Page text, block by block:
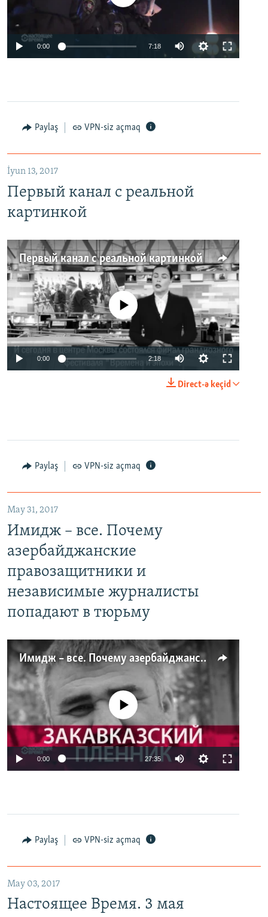
0:00 7:18
Paylaş VPN-siz açmaq
İyun 13, 2017
Первый канал с реальной
картинкой
Первый канал с реальной картинкой
No media source currently available
0:00 2:18
Direct-ə keçid
Paylaş VPN-siz açmaq
May 31, 2017
Имидж – все. Почему
азербайджанские
правозащитники и
независимые журналисты
попадают в тюрьму
Имидж – все. Почему азербайджанские правозащитники и независимые журналисты попадают в тюрьму
No media source currently available
0:00 27:35
Paylaş VPN-siz açmaq
May 03, 2017
Настоящее Время. 3 мая